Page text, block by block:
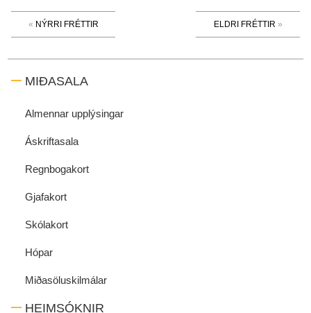
NÝRRI FRÉTTIR ELDRI FRÉTTIR
MIÐASALA
Almennar upplýsingar
Áskriftasala
Regnbogakort
Gjafakort
Skólakort
Hópar
Miðasöluskilmálar
HEIMSÓKNIR